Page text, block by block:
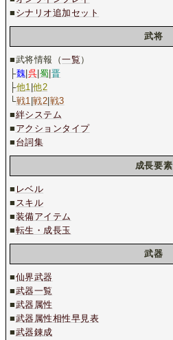
■ シナリオ追加セット
武将
■武将情報（一覧 ）
├魏 呉 蜀 晋
├他1 |他2
└戦1 |戦2 戦3
■絆システム
■ アクションタイプ
■ 台詞集
成長要素
■ レベル
■ スキル
■装備アイテム
■転生・成長玉
武器
■仙界武器
■武器一覧
■武器属性
■武器属性相性早見表
■武器錬成